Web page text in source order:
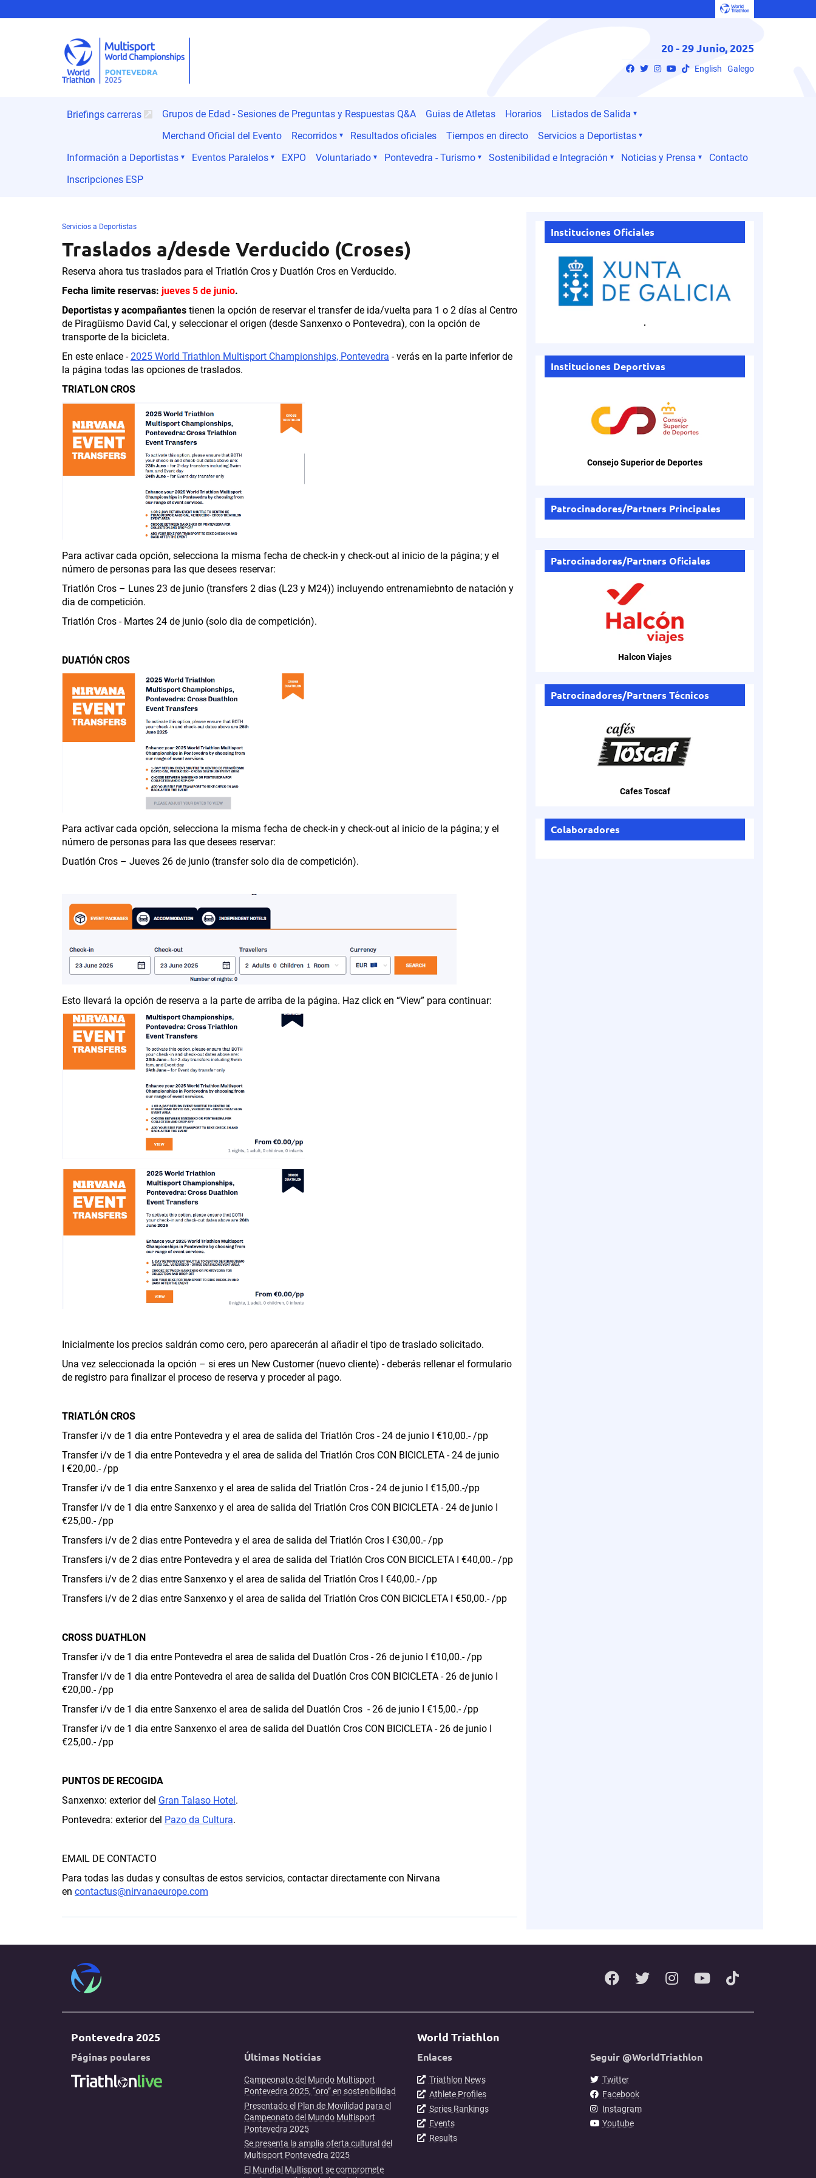
20 - 29 Junio, 2025
English Galego
Briefings carreras Grupos de Edad - Sesiones de Preguntas y Respuestas Q&A Guias de Atletas Horarios
Listados de Salida
Merchand Oficial del Evento
Recorridos Resultados oficiales Tiempos en directo
Servicios a Deportistas
Información a Deportistas
Eventos Paralelos EXPO Voluntariado Pontevedra - Turismo Sostenibilidad e Integración Noticias y Prensa
Contacto
Inscripciones ESP
Servicios a Deportistas
Traslados a/desde Verducido (Croses)
Reserva ahora tus traslados para el Triatlón Cros y Duatlón Cros en Verducido.
Fecha limite reservas: jueves 5 de junio.
Deportistas y acompañantes tienen la opción de reservar el transfer de ida/vuelta para 1 o 2 días al Centro
de Piragüismo David Cal, y seleccionar el origen (desde Sanxenxo o Pontevedra), con la opción de
transporte de la bicicleta.
En este enlace -2025 World Triathlon Multisport Championships, Pontevedra - verás en la parte inferior de
la página todas las opciones de traslados.
TRIATLON CROS
Para activar cada opción, selecciona la misma fecha de check-in y check-out al inicio de la página; y el
número de personas para las que desees reservar:
Triatlón Cros – Lunes 23 de junio (transfers 2 dias (L23 y M24)) incluyendo entrenamiebnto de natación y
dia de competición.
Triatlón Cros - Martes 24 de junio (solo dia de competición).
DUATlÓN CROS
Para activar cada opción, selecciona la misma fecha de check-in y check-out al inicio de la página; y el
número de personas para las que desees reservar:
Duatlón Cros – Jueves 26 de junio (transfer solo dia de competición).
Esto llevará la opción de reserva a la parte de arriba de la página. Haz click en “View” para continuar:
Inicialmente los precios saldrán como cero, pero aparecerán al añadir el tipo de traslado solicitado.
Una vez seleccionada la opción – si eres un New Customer (nuevo cliente) - deberás rellenar el formulario
de registro para finalizar el proceso de reserva y proceder al pago.
TRIATLÓN CROS
Transfer i/v de 1 dia entre Pontevedra y el area de salida del Triatlón Cros - 24 de junio I €10,00.- /pp
Transfer i/v de 1 dia entre Pontevedra y el area de salida del Triatlón Cros CON BICICLETA - 24 de junio
I €20,00.- /pp
Transfer i/v de 1 dia entre Sanxenxo y el area de salida del Triatlón Cros - 24 de junio I €15,00.-/pp
Transfer i/v de 1 dia entre Sanxenxo y el area de salida del Triatlón Cros CON BICICLETA - 24 de junio I
€25,00.- /pp
Transfers i/v de 2 dias entre Pontevedra y el area de salida del Triatlón Cros I €30,00.- /pp
Transfers i/v de 2 dias entre Pontevedra y el area de salida del Triatlón Cros CON BICICLETA I €40,00.- /pp
Transfers i/v de 2 dias entre Sanxenxo y el area de salida del Triatlón Cros I €40,00.- /pp
Transfers i/v de 2 dias entre Sanxenxo y el area de salida del Triatlón Cros CON BICICLETA I €50,00.- /pp
CROSS DUATHLON
Transfer i/v de 1 dia entre Pontevedra el area de salida del Duatlón Cros - 26 de junio I €10,00.- /pp
Transfer i/v de 1 dia entre Pontevedra el area de salida del Duatlón Cros CON BICICLETA - 26 de junio I
€20,00.- /pp
Transfer i/v de 1 dia entre Sanxenxo el area de salida del Duatlón Cros - 26 de junio I €15,00.- /pp
Transfer i/v de 1 dia entre Sanxenxo el area de salida del Duatlón Cros CON BICICLETA - 26 de junio I
€25,00.- /pp
PUNTOS DE RECOGIDA
Sanxenxo: exterior del Gran Talaso Hotel.
Pontevedra: exterior del Pazo da Cultura.
EMAIL DE CONTACTO
Para todas las dudas y consultas de estos servicios, contactar directamente con Nirvana
en contactus@nirvanaeurope.com
Instituciones Oficiales
.
Instituciones Deportivas
Consejo Superior de Deportes
Patrocinadores/Partners Principales
Patrocinadores/Partners Oficiales
Halcon Viajes
Patrocinadores/Partners Técnicos
Cafes Toscaf
Colaboradores
Pontevedra 2025
Páginas poulares Últimas Noticias
Campeonato del Mundo Multisport
Pontevedra 2025, “oro” en sostenibilidad
Presentado el Plan de Movilidad para el
Campeonato del Mundo Multisport
Pontevedra 2025
Se presenta la amplia oferta cultural del
Multisport Pontevedra 2025
El Mundial Multisport se compromete
World Triathlon
Enlaces
Triathlon News
Athlete Profiles
Series Rankings
Events
Results
Seguir @WorldTriathlon
Twitter
Facebook
Instagram
Youtube